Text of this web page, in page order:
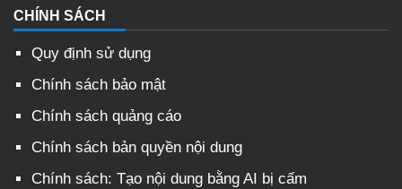
CHÍNH SÁCH
Quy định sử dụng
Chính sách bảo mật
Chính sách quảng cáo
Chính sách bản quyền nội dung
Chính sách: Tạo nội dung bằng AI bị cấm